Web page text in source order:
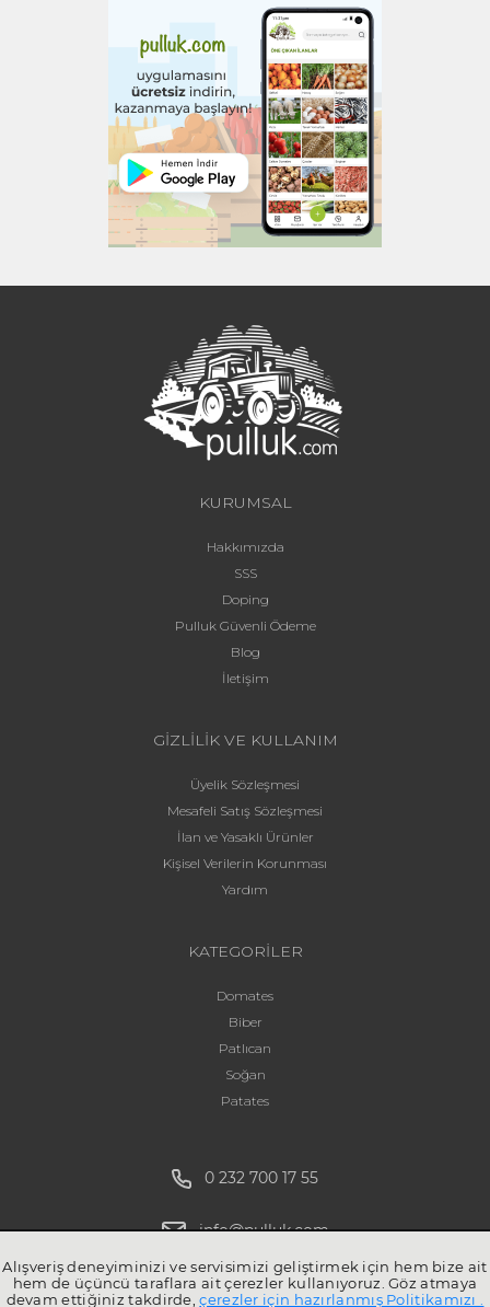
KURUMSAL
Hakkımızda
SSS
Doping
Pulluk Güvenli Ödeme
Blog
İletişim
GİZLİLİK VE KULLANIM
Üyelik Sözleşmesi
Mesafeli Satış Sözleşmesi
İlan ve Yasaklı Ürünler
Kişisel Verilerin Korunması
Yardım
KATEGORİLER
Domates
Biber
Patlıcan
Soğan
Patates
0 232 700 17 55
info@pulluk.com
Alışveriş deneyiminizi ve servisimizi geliştirmek için hem bize ait
hem de üçüncü taraflara ait çerezler kullanıyoruz. Göz atmaya
devam ettiğiniz takdirde,çerezler için hazırlanmış Politikamızı .